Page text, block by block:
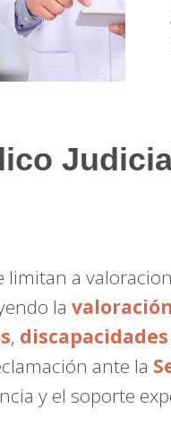
limitan a
la
, discapacidades
ante la
y el soporte